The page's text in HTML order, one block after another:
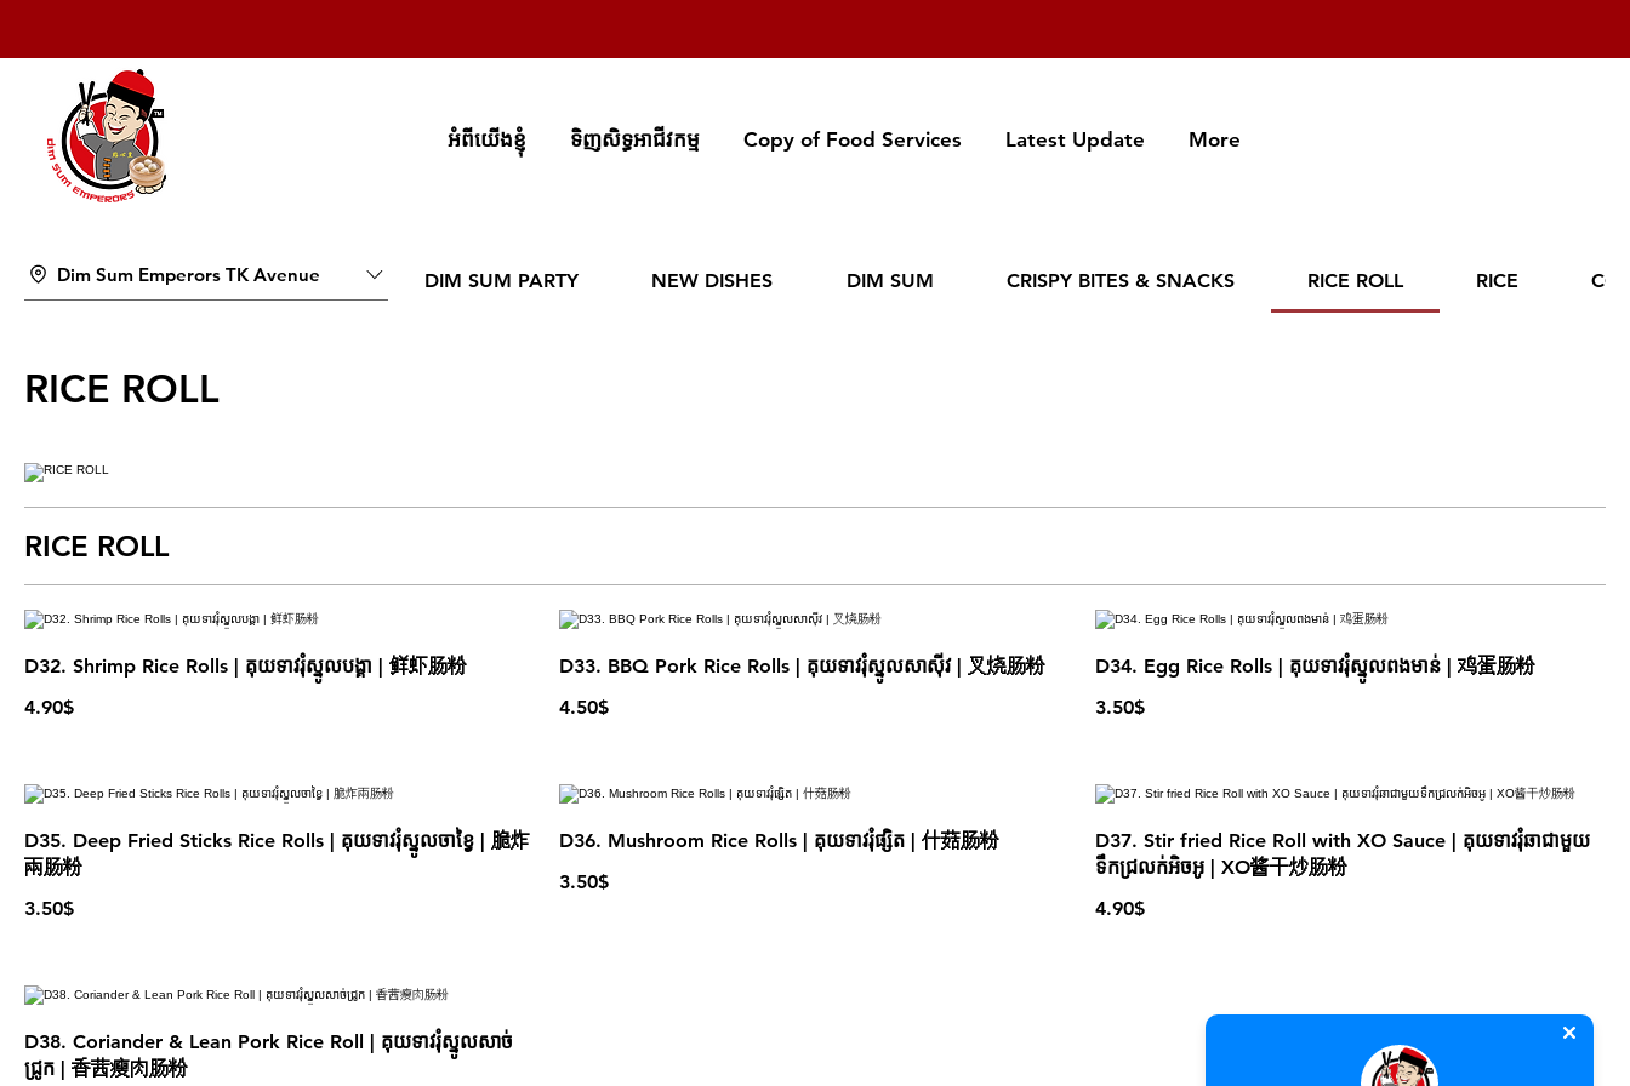
អំពីយើងខ្ញុំ ទិញសិទ្ធអាជីវកម្ម Copy of Food Services Latest Update More
Dim Sum Emperors TK Avenue DIM SUM PARTY NEW DISHES DIM SUM CRISPY BITES & SNACKS RICE ROLL RICE
RICE ROLL
RICE ROLL
D32. Shrimp Rice Rolls | គុយទាវរុំស្នូលបង្គា | 鲜虾肠粉
4.90$
D33. BBQ Pork Rice Rolls | គុយទាវរុំស្នូលសាស៊ីវ | 叉烧肠粉
4.50$
D34. Egg Rice Rolls | គុយទាវរុំស្នូលពងមាន់ | 鸡蛋肠粉
3.50$
D35. Deep Fried Sticks Rice Rolls | គុយទាវរុំស្នូលចាខ្វៃ | 脆炸
兩肠粉
3.50$
D36. Mushroom Rice Rolls | គុយទាវរុំផ្សិត | 什菇肠粉
3.50$
D37. Stir fried Rice Roll with XO Sauce | គុយទាវរុំឆាជាមួយ
ទឹកជ្រលក់អិចអូ | XO酱干炒肠粉
4.90$
D38. Coriander & Lean Pork Rice Roll | គុយទាវរុំស្នូលសាច់
ជ្រូក | 香茜瘦肉肠粉